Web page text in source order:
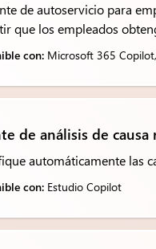
de autoservicio para
que los empleados
con:Microsoft 365
de análisis de causa
automáticamente las
con:Estudio Copilot